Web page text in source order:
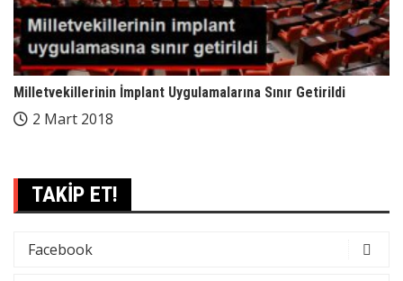
Milletvekillerinin İmplant Uygulamalarına Sınır Getirildi
2 Mart 2018
TAKİP ET!
Facebook